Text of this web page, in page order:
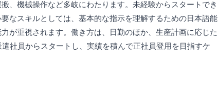
、機械操作など多岐にわたります。未経験からスタートでき
なスキルとしては、基本的な指示を理解するための日本語能
が重視されます。働き方は、日勤のほか、生産計画に応じた
社員からスタートし、実績を積んで正社員登用を目指すケ